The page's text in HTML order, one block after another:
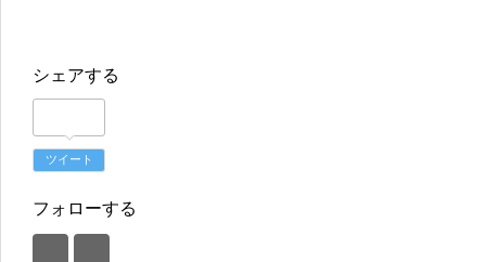
シェアする
ツイート
フォローする